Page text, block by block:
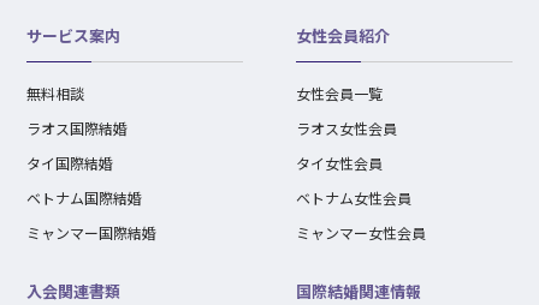
サービス案内
無料相談
ラオス国際結婚
タイ国際結婚
ベトナム国際結婚
ミャンマー国際結婚
女性会員紹介
女性会員一覧
ラオス女性会員
タイ女性会員
ベトナム女性会員
ミャンマー女性会員
入会関連書類 国際結婚関連情報